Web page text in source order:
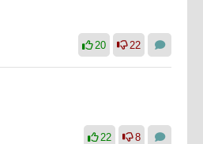
20 22
22 8